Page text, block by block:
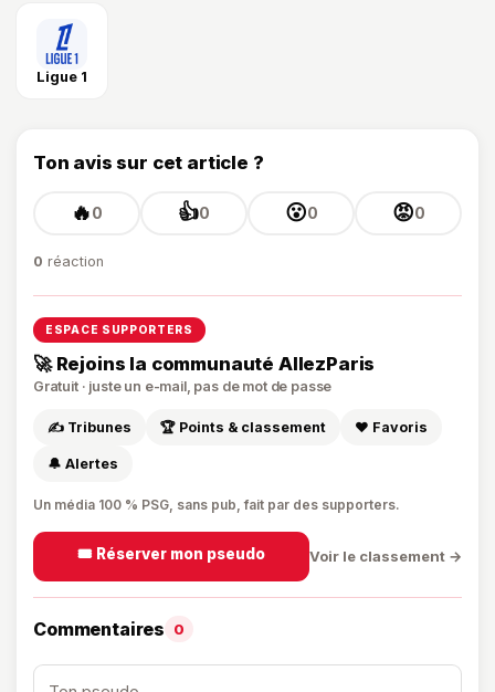
Ligue 1
Ton avis sur cet article ?
🔥0 👍0 😮0 😡0
0 réaction
ESPACE SUPPORTERS
🚀 Rejoins la communauté AllezParis
Gratuit · juste un e-mail, pas de mot de passe
✍️ Tribunes 🏆 Points & classement ❤️ Favoris
🔔 Alertes
Un média 100 % PSG, sans pub, fait par des supporters.
🎟️ Réserver mon pseudo Voir le classement →
Commentaires 0